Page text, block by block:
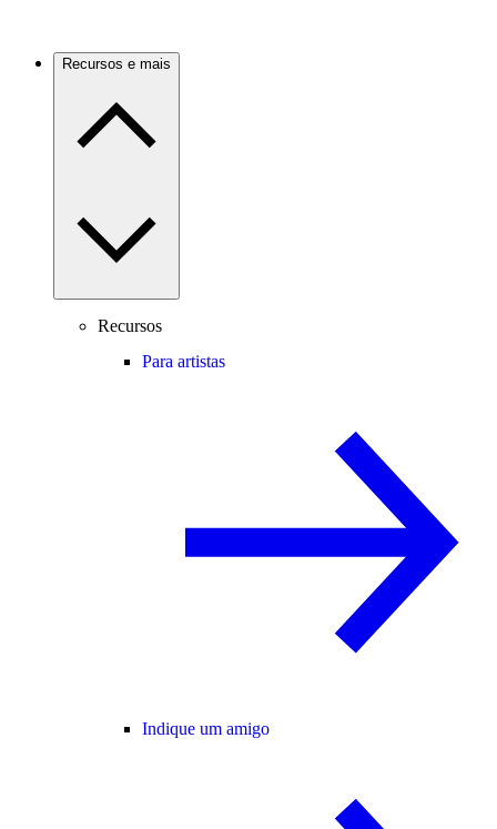
Recursos e mais
Recursos
Para artistas
Indique um amigo